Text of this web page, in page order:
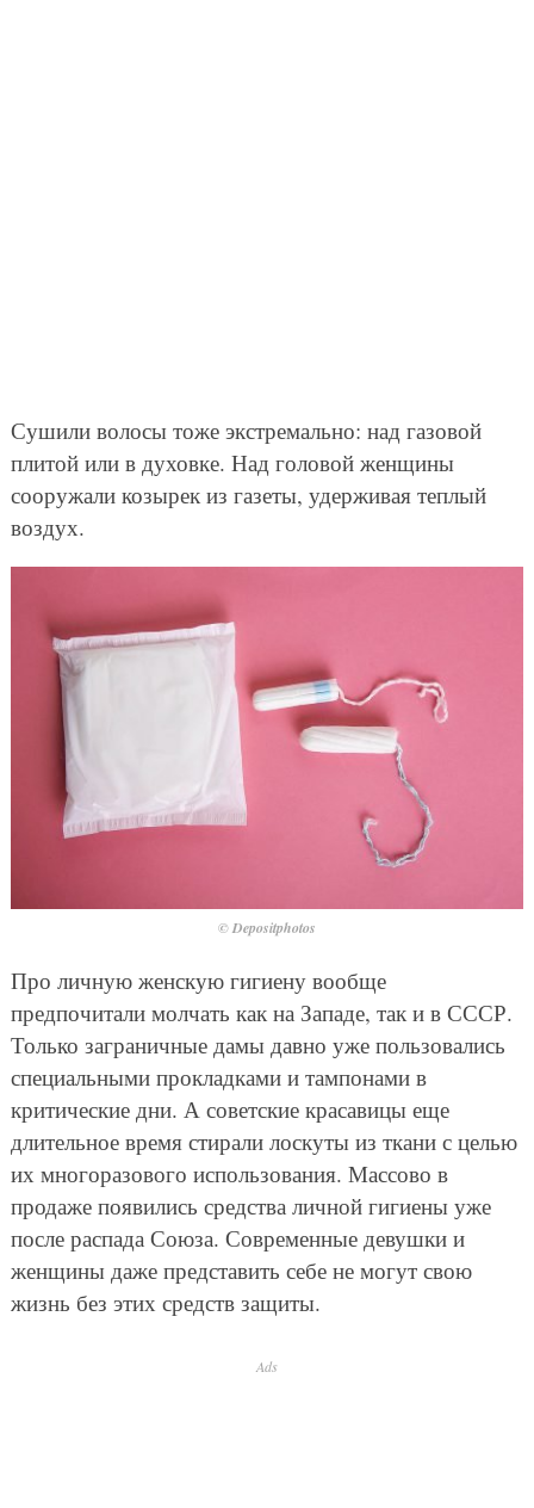
Сушили волосы тоже экстремально: над газовой
плитой или в духовке. Над головой женщины
сооружали козырек из газеты, удерживая теплый
воздух.
© Depositphotos
Про личную женскую гигиену вообще
предпочитали молчать как на Западе, так и в СССР.
Только заграничные дамы давно уже пользовались
специальными прокладками и тампонами в
критические дни. А советские красавицы еще
длительное время стирали лоскуты из ткани с целью
их многоразового использования. Массово в
продаже появились средства личной гигиены уже
после распада Союза. Современные девушки и
женщины даже представить себе не могут свою
жизнь без этих средств защиты.
Ads